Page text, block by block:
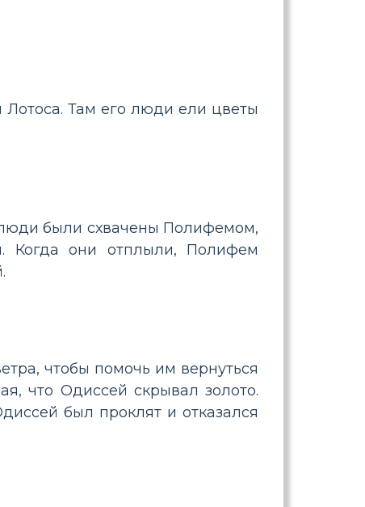
Там его люди ели цветы
были схвачены Полифемом,
Когда они отплыли, Полифем
чтобы помочь им вернуться
что Одиссей скрывал золото.
был проклят и отказался